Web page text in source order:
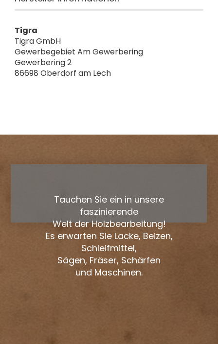
Tigra
Tigra GmbH
Gewerbegebiet Am Gewerbering
Gewerbering 2
86698 Oberdorf am Lech
Tauchen Sie ein in unsere
faszinierende
Welt der Holzbearbeitung!
Es erwarten Sie Lacke, Beizen,
Schleifmittel,
Sägen, Fräser, Schärfen
und Maschinen.